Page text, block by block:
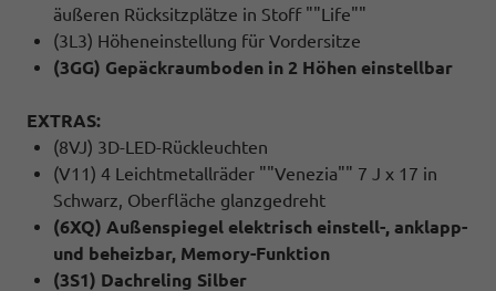
äußeren Rücksitzplätze in Stoff ""Life""
(3L3) Höheneinstellung für Vordersitze
(3GG) Gepäckraumboden in 2 Höhen einstellbar
EXTRAS:
(8VJ) 3D-LED-Rückleuchten
(V11) 4 Leichtmetallräder ""Venezia"" 7 J x 17 in
Schwarz, Oberfläche glanzgedreht
(6XQ) Außenspiegel elektrisch einstell-, anklapp-
und beheizbar, Memory-Funktion
(3S1) Dachreling Silber